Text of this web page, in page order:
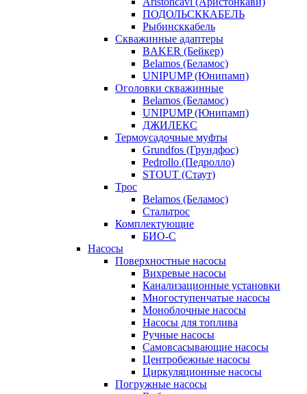
ПОДОЛЬСККАБЕЛЬ
Рыбинсккабель
Скважинные адаптеры
BAKER (Бейкер)
Belamos (Беламос)
UNIPUMP (Юнипамп)
Оголовки скважинные
Belamos (Беламос)
UNIPUMP (Юнипамп)
ДЖИЛЕКС
Термоусадочные муфты
Grundfos (Грундфос)
Pedrollo (Педролло)
STOUT (Стаут)
Трос
Belamos (Беламос)
Стальтрос
Комплектующие
БИО-С
Насосы
Поверхностные насосы
Вихревые насосы
Канализационные установки
Многоступенчатые насосы
Моноблочные насосы
Насосы для топлива
Ручные насосы
Самовсасывающие насосы
Центробежные насосы
Циркуляционные насосы
Погружные насосы